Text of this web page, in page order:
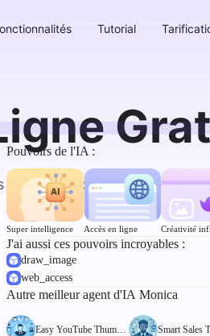
Tutorial
des descriptions au format
Pouvoirs de l'IA :
Super intelligence Accès en ligne Créativité
J'ai aussi ces pouvoirs incroyables :
draw_image
web_access
Autre meilleur agent d'IA Monica
Easy YouTube Thumbn
Smart Sales